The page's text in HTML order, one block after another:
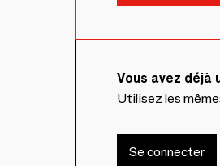
Vous avez déjà
Utilisez les
Se connecter